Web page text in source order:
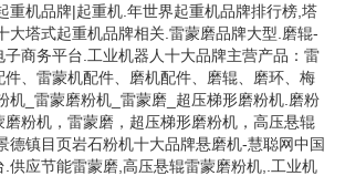
重机品牌|起重机.年世界起重机品牌排行榜,塔
大塔式起重机品牌相关.雷蒙磨品牌大型.磨辊-
商务平台.工业机器人十大品牌主营产品：雷
、雷蒙机配件、磨机配件、磨辊、磨环、梅
机_雷蒙磨粉机_雷蒙磨_超压梯形磨粉机.磨粉
粉机，雷蒙磨，超压梯形磨粉机，高压悬辊
德镇目页岩石粉机十大品牌悬磨机-慧聪网中国
供应节能雷蒙磨,高压悬辊雷蒙磨粉机,.工业机